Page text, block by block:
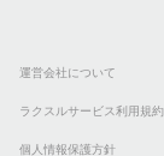
運営会社について
ラクスルサービス利用規約
個人情報保護方針